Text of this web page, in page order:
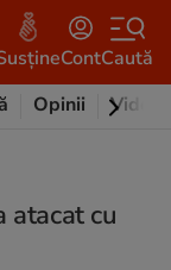
ContCaută
Opinii Video
atacat cu